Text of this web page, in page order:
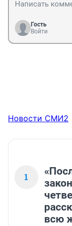
Гость
Войти
Новости СМИ2
1
всю